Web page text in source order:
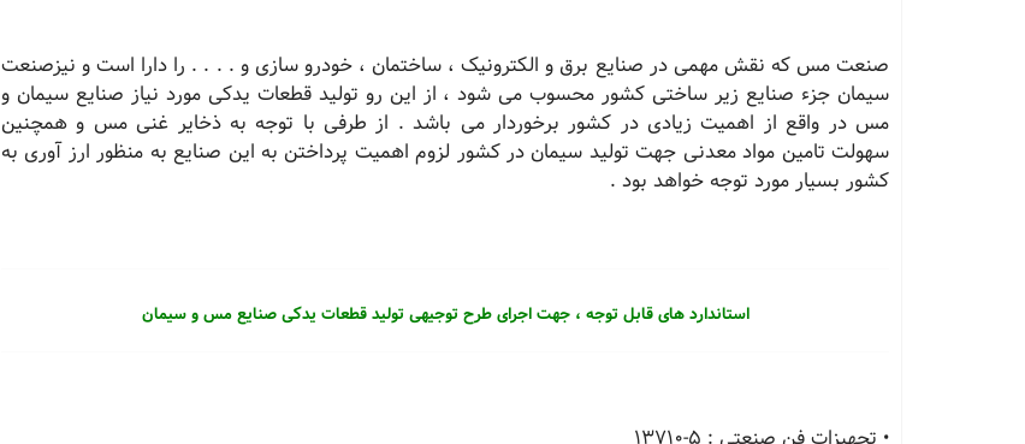
صنعت مس که نقش مهمی در صنایع برق و الکترونیک ، ساختمان ، خودرو سازی و . . . . را دارا است و نیزصنعت
سیمان جزء صنایع زیر ساختی کشور محسوب می شود ، از این رو تولید قطعات یدکی مورد نیاز صنایع سیمان و
مس در واقع از اهمیت زیادی در کشور برخوردار می باشد . از طرفی با توجه به ذخایر غنی مس و همچنین
سهولت تامین مواد معدنی جهت تولید سیمان در کشور لزوم اهمیت پرداختن به این صنایع به منظور ارز آوری به
کشور بسیار مورد توجه خواهد بود .
استاندارد های قابل توجه ، جهت اجرای طرح توجیهی تولید قطعات یدکی صنایع مس و سیمان